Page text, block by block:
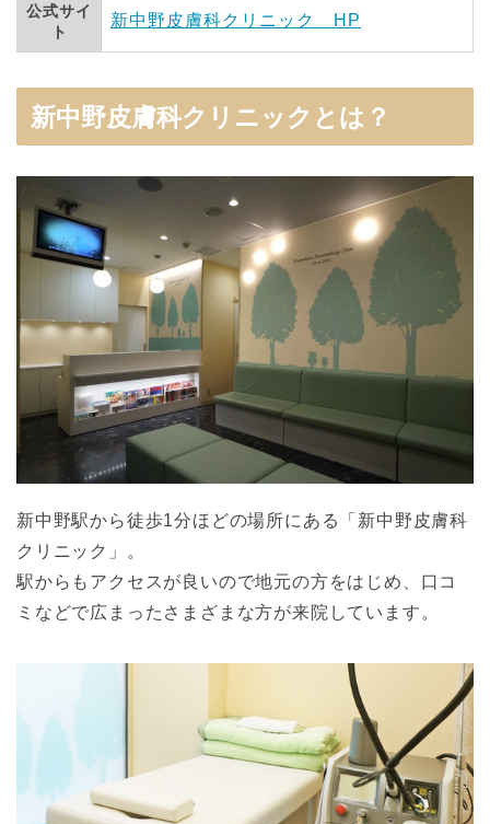
公式サイ
ト
新中野皮膚科クリニック HP
新中野皮膚科クリニックとは？
新中野駅から徒歩1分ほどの場所にある「新中野皮膚科
クリニック」。
駅からもアクセスが良いので地元の方をはじめ、口コ
ミなどで広まったさまざまな方が来院しています。